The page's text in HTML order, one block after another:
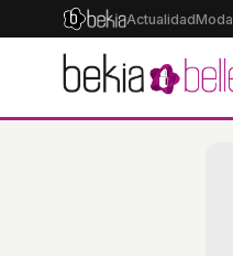
ActualidadModa